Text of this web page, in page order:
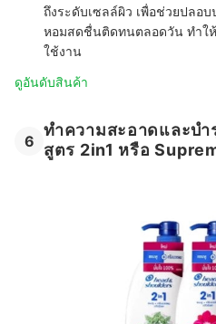
ถึงระดับเซลล์ผิว เพื่อช่วยปลอ
หอมสดชื่นติดทนตลอดวัน ทำใ
ใช้งาน
ดูอันดับสินค้า
6
ทำความสะอาดและบำ
สูตร 2in1 หรือ